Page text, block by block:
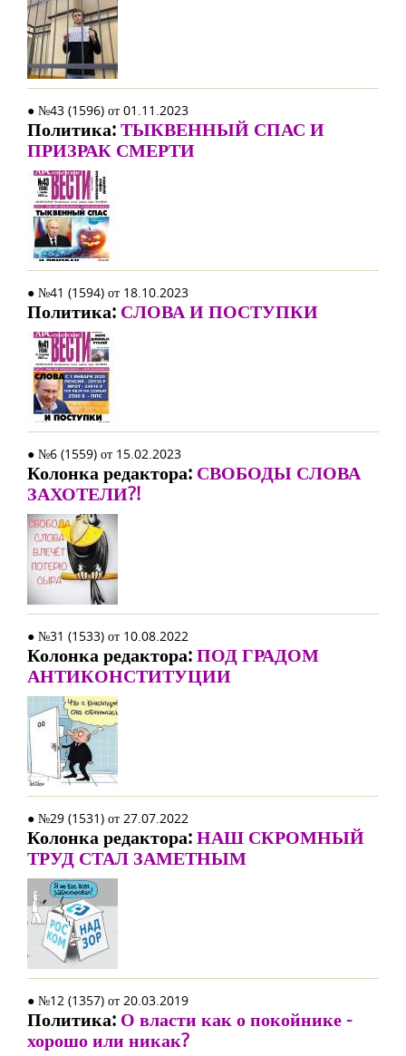
● №43 (1596) от 01.11.2023
Политика:ТЫКВЕННЫЙ СПАС И
ПРИЗРАК СМЕРТИ
● №41 (1594) от 18.10.2023
Политика: СЛОВА И ПОСТУПКИ
● №6 (1559) от 15.02.2023
Колонка редактора: СВОБОДЫ СЛОВА
ЗАХОТЕЛИ?!
● №31 (1533) от 10.08.2022
Колонка редактора:ПОД ГРАДОМ
АНТИКОНСТИТУЦИИ
● №29 (1531) от 27.07.2022
Колонка редактора:НАШ СКРОМНЫЙ
ТРУД СТАЛ ЗАМЕТНЫМ
● №12 (1357) от 20.03.2019
Политика: О власти как о покойнике -
хорошо или никак?